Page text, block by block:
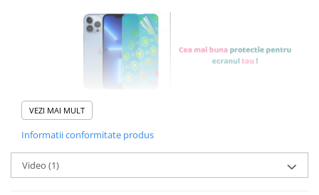
Foliile noastre sunt
VEZI MAI MULT
Informatii conformitate produs
Video (1)